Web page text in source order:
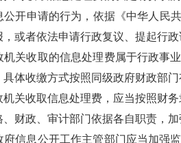
公开申请的行为，依据《中华人民
或者依法申请行政复议、提起行
关收取的信息处理费属于行政事
体收缴方式按照同级政府财政部
关收取信息处理费，应当按照财
财政、审计部门依据各自职责，
信息公开工作主管部门应当加强